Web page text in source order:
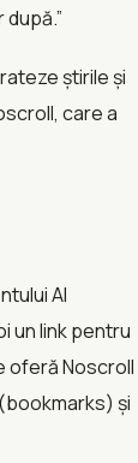
știrile și
care a
AI
un link pentru
oferă Noscroll
și